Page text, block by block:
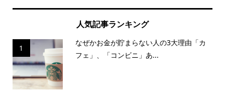
人気記事ランキング
1
なぜかお金が貯まらない人の3大理由「カ
フェ」、「コンビニ」あ...